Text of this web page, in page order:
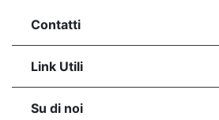
Contatti
Link Utili
Su di noi